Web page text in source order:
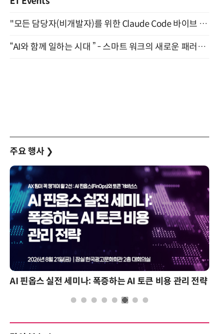
"모든 담당자(비개발자)를 위한 Claude Code 바이브 코딩 2-day 부트캠프" 9월 16~17일 개최
“AI와 함께 일하는 시대 ” - 스마트 워크의 새로운 패러다임 (9/11)
주요 행사 ❯
AI 핀옵스 실전 세미나: 폭증하는 AI 토큰 비용 관리 전략